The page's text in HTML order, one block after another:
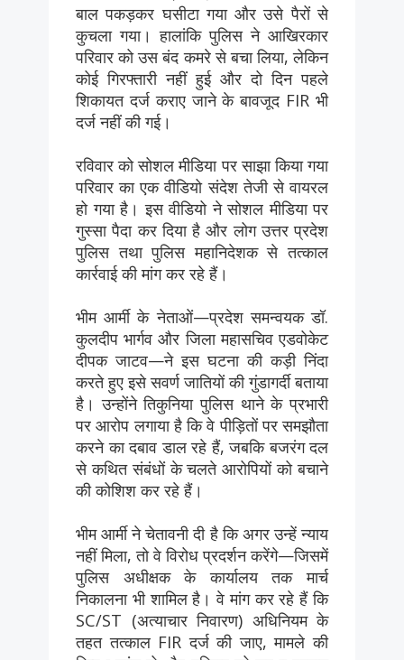
बाल पकड़कर घसीटा गया और उसे पैरों से
कुचला गया। हालांकि पुलिस ने आखिरकार
परिवार को उस बंद कमरे से बचा लिया, लेकिन
कोई गिरफ्तारी नहीं हुई और दो दिन पहले
शिकायत दर्ज कराए जाने के बावजूद FIR भी
दर्ज नहीं की गई।
रविवार को सोशल मीडिया पर साझा किया गया
परिवार का एक वीडियो संदेश तेजी से वायरल
हो गया है। इस वीडियो ने सोशल मीडिया पर
गुस्सा पैदा कर दिया है और लोग उत्तर प्रदेश
पुलिस तथा पुलिस महानिदेशक से तत्काल
कार्रवाई की मांग कर रहे हैं।
भीम आर्मी के नेताओं—प्रदेश समन्वयक डॉ.
कुलदीप भार्गव और जिला महासचिव एडवोकेट
दीपक जाटव—ने इस घटना की कड़ी निंदा
करते हुए इसे सवर्ण जातियों की गुंडागर्दी बताया
है। उन्होंने तिकुनिया पुलिस थाने के प्रभारी
पर आरोप लगाया है कि वे पीड़ितों पर समझौता
करने का दबाव डाल रहे हैं, जबकि बजरंग दल
से कथित संबंधों के चलते आरोपियों को बचाने
की कोशिश कर रहे हैं।
भीम आर्मी ने चेतावनी दी है कि अगर उन्हें न्याय
नहीं मिला, तो वे विरोध प्रदर्शन करेंगे—जिसमें
पुलिस अधीक्षक के कार्यालय तक मार्च
निकालना भी शामिल है। वे मांग कर रहे हैं कि
SC/ST (अत्याचार निवारण) अधिनियम के
तहत तत्काल FIR दर्ज की जाए, मामले की